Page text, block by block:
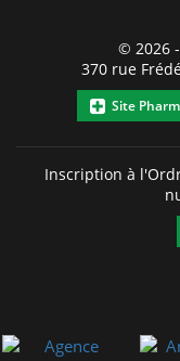
© 2026 -
370 rue
Site
Inscription à